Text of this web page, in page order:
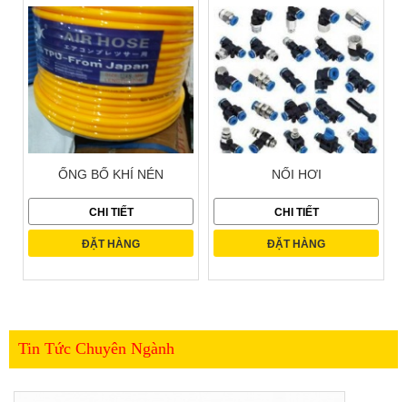
ỐNG BỐ KHÍ NÉN
CHI TIẾT
ĐẶT HÀNG
NỐI HƠI
CHI TIẾT
ĐẶT HÀNG
Tin Tức Chuyên Ngành